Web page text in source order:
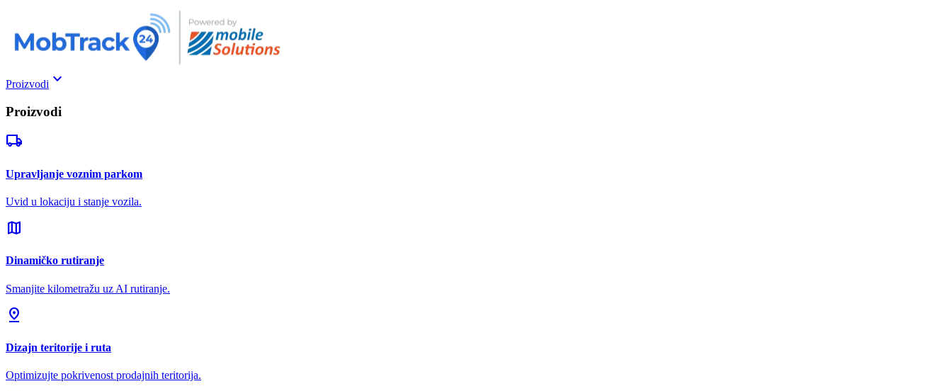
Proizvodi keyboard_arrow_down
Proizvodi
local_shipping
Upravljanje voznim parkom
Uvid u lokaciju i stanje vozila.
map
Dinamičko rutiranje
Smanjite kilometražu uz AI rutiranje.
pin_drop
Dizajn teritorije i ruta
Optimizujte pokrivenost prodajnih teritorija.